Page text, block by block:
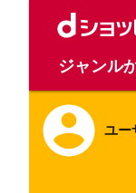
ユー
ジャンル